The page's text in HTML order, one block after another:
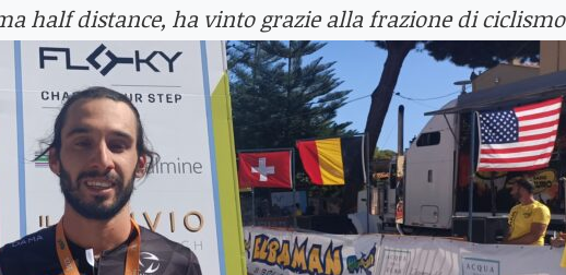
half distance, ha vinto grazie alla frazione di ciclismo